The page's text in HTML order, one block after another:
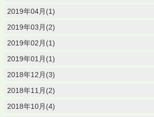
2019年04月(1)
2019年03月(2)
2019年02月(1)
2019年01月(1)
2018年12月(3)
2018年11月(2)
2018年10月(4)